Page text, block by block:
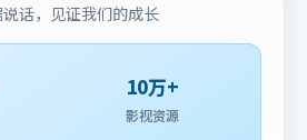
话，见证我们的成长
10万+
影视资源